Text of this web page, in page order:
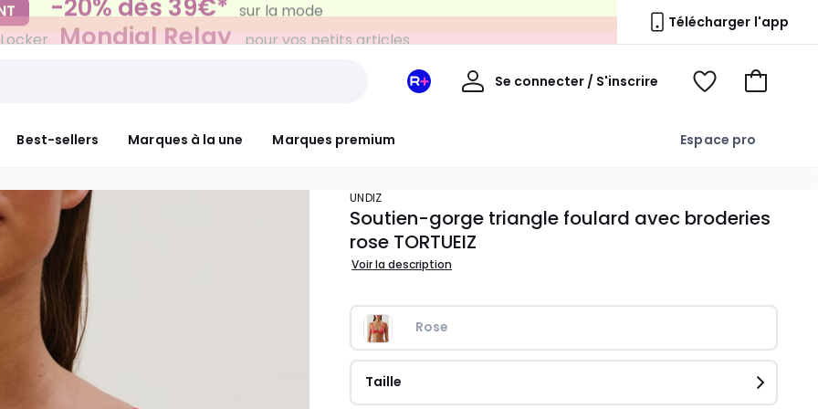
Mondial Relay pour vos petits articles Télécharger l'app
Best-sellers Marques à la une Marques premium Espace pro
Mon
Se connecter / S'inscrire
Mon
Voir
Voir
UNDIZ
Soutien-gorge triangle foulard avec broderies
rose TORTUEIZ
Voir la description
Rose
Taille